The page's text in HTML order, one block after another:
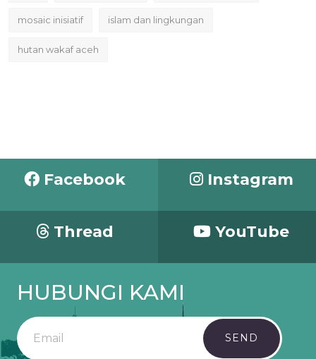
mosaic inisiatif islam dan lingkungan
hutan wakaf aceh
Facebook Instagram
Thread YouTube
HUBUNGI KAMI
SEND